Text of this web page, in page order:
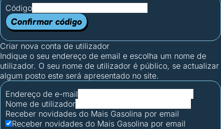
Código
Confirmar código
Criar nova conta de utilizador
Indique o seu endereço de email e escolha um nome de
utilizador. O seu nome de utilizador é público, se actualizar
algum posto este será apresentado no site.
Endereço de e-mail
Nome de utilizador
Receber novidades do Mais Gasolina por email
Receber novidades do Mais Gasolina por email